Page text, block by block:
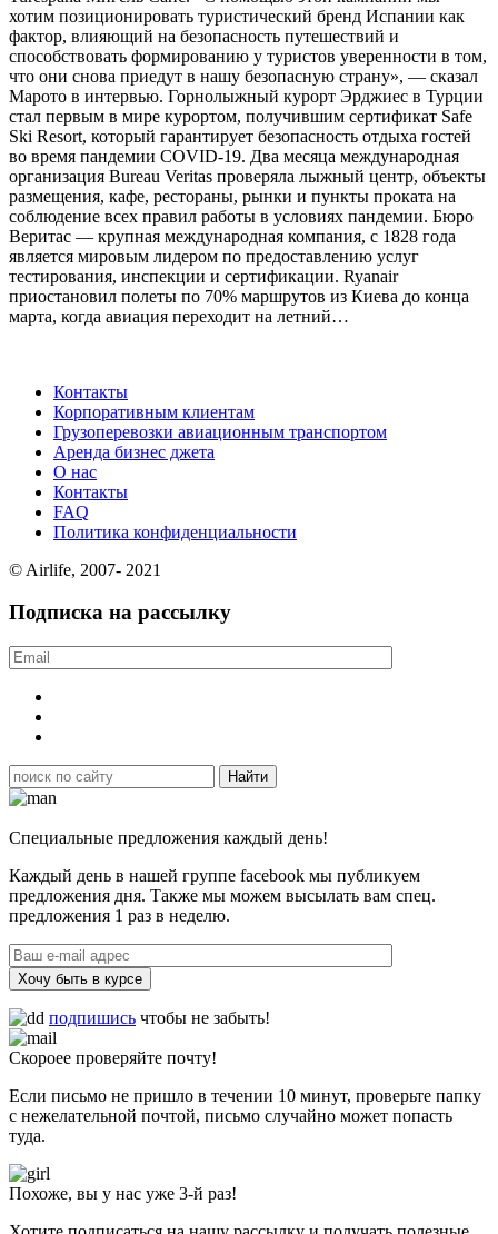
хотим позиционировать туристический бренд Испании как
фактор, влияющий на безопасность путешествий и
способствовать формированию у туристов уверенности в том,
что они снова приедут в нашу безопасную страну», — сказал
Марото в интервью. Горнолыжный курорт Эрджиес в Турции
стал первым в мире курортом, получившим сертификат Safe
Ski Resort, который гарантирует безопасность отдыха гостей
во время пандемии COVID-19. Два месяца международная
организация Bureau Veritas проверяла лыжный центр, объекты
размещения, кафе, рестораны, рынки и пункты проката на
соблюдение всех правил работы в условиях пандемии. Бюро
Веритас — крупная международная компания, с 1828 года
является мировым лидером по предоставлению услуг
тестирования, инспекции и сертификации. Ryanair
приостановил полеты по 70% маршрутов из Киева до конца
марта, когда авиация переходит на летний…
Контакты
Корпоративным клиентам
Грузоперевозки авиационным транспортом
Аренда бизнес джета
О нас
Контакты
FAQ
Политика конфиденциальности
© Airlife, 2007- 2021
Подписка на рассылку
Специальные предложения каждый день!
Каждый день в нашей группе facebook мы публикуем
предложения дня. Также мы можем высылать вам спец.
предложения 1 раз в неделю.
Хочу быть в курсе
подпишись чтобы не забыть!
Скороее проверяйте почту!
Если письмо не пришло в течении 10 минут, проверьте папку
с нежелательной почтой, письмо случайно может попасть
туда.
Похоже, вы у нас уже 3-й раз!